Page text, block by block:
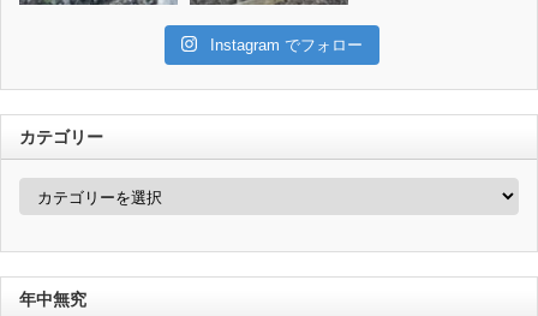
Instagram でフォロー
カテゴリー
カ
ー
年中無究